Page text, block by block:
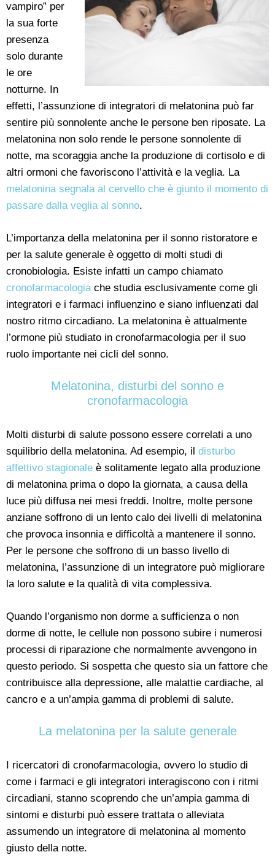
vampiro” per
la sua forte
presenza
solo durante
le ore
notturne. In
effetti, l’assunzione di integratori di melatonina può far
sentire più sonnolente anche le persone ben riposate. La
melatonina non solo rende le persone sonnolente di
notte, ma scoraggia anche la produzione di cortisolo e di
altri ormoni che favoriscono l’attività e la veglia. La
melatonina segnala al cervello che è giunto il momento di
passare dalla veglia al sonno.
L’importanza della melatonina per il sonno ristoratore e
per la salute generale è oggetto di molti studi di
cronobiologia. Esiste infatti un campo chiamato
cronofarmacologiache studia esclusivamente come gli
integratori e i farmaci influenzino e siano influenzati dal
nostro ritmo circadiano. La melatonina è attualmente
l’ormone più studiato in cronofarmacologia per il suo
ruolo importante nei cicli del sonno.
Melatonina, disturbi del sonno e
cronofarmacologia
Molti disturbi di salute possono essere correlati a uno
squilibrio della melatonina. Ad esempio, il disturbo
affettivo stagionale è solitamente legato alla produzione
di melatonina prima o dopo la giornata, a causa della
luce più diffusa nei mesi freddi. Inoltre, molte persone
anziane soffrono di un lento calo dei livelli di melatonina
che provoca insonnia e difficoltà a mantenere il sonno.
Per le persone che soffrono di un basso livello di
melatonina, l’assunzione di un integratore può migliorare
la loro salute e la qualità di vita complessiva.
Quando l’organismo non dorme a sufficienza o non
dorme di notte, le cellule non possono subire i numerosi
processi di riparazione che normalmente avvengono in
questo periodo. Si sospetta che questo sia un fattore che
contribuisce alla depressione, alle malattie cardiache, al
cancro e a un’ampia gamma di problemi di salute.
La melatonina per la salute generale
I ricercatori di cronofarmacologia, ovvero lo studio di
come i farmaci e gli integratori interagiscono con i ritmi
circadiani, stanno scoprendo che un’ampia gamma di
sintomi e disturbi può essere trattata o alleviata
assumendo un integratore di melatonina al momento
giusto della notte.